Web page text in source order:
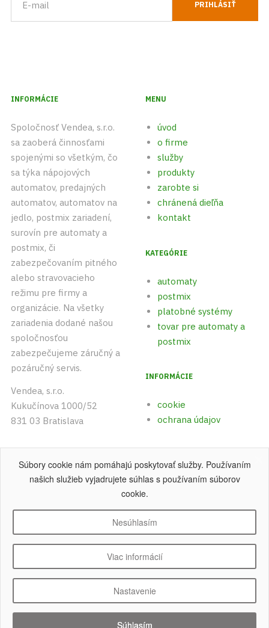
INFORMÁCIE
Spoločnosť Vendea, s.r.o.
sa zaoberá činnosťami
spojenými so všetkým, čo
sa týka nápojových
automatov, predajných
automatov, automatov na
jedlo, postmix zariadení,
surovín pre automaty a
postmix, či
zabezpečovaním pitného
alebo stravovacieho
režimu pre firmy a
organizácie. Na všetky
zariadenia dodané našou
spoločnosťou
zabezpečujeme záručný a
pozáručný servis.
Vendea, s.r.o.
Kukučínova 1000/52
831 03 Bratislava
+421 (0)903 542 893
+421 (0)915 742 891
MENU
úvod
o firme
služby
produkty
zarobte si
chránená dieľňa
kontakt
KATEGÓRIE
automaty
postmix
platobné systémy
tovar pre automaty a
postmix
INFORMÁCIE
cookie
ochrana údajov
Copyright © 2004 - 2026 Vendea, s.r.o.Všetky práva vyhradené.
Súbory cookie nám pomáhajú poskytovať služby. Používaním
našich služieb vyjadrujete súhlas s používaním súborov
cookie.
Nesúhlasím
Viac informácií
Nastavenie
Súhlasím